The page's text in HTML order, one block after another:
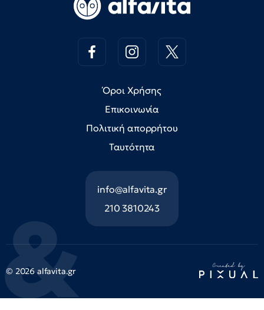
Όροι Χρήσης
Επικοινωνία
Πολιτική απορρήτου
Ταυτότητα
info@alfavita.gr
210 3810243
© 2026 alfavita.gr